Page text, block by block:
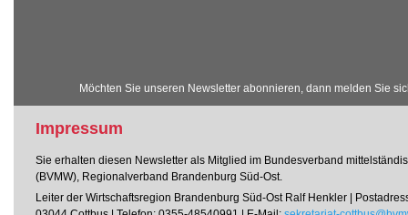
Möchten Sie unseren Newsletter abonnieren, dann melden Sie
Impressum
Sie erhalten diesen Newsletter als Mitglied im Bundesverband
(BVMW), Regionalverband Brandenburg Süd-Ost.
Leiter der Wirtschaftsregion Brandenburg Süd-Ost Ralf Henkler |